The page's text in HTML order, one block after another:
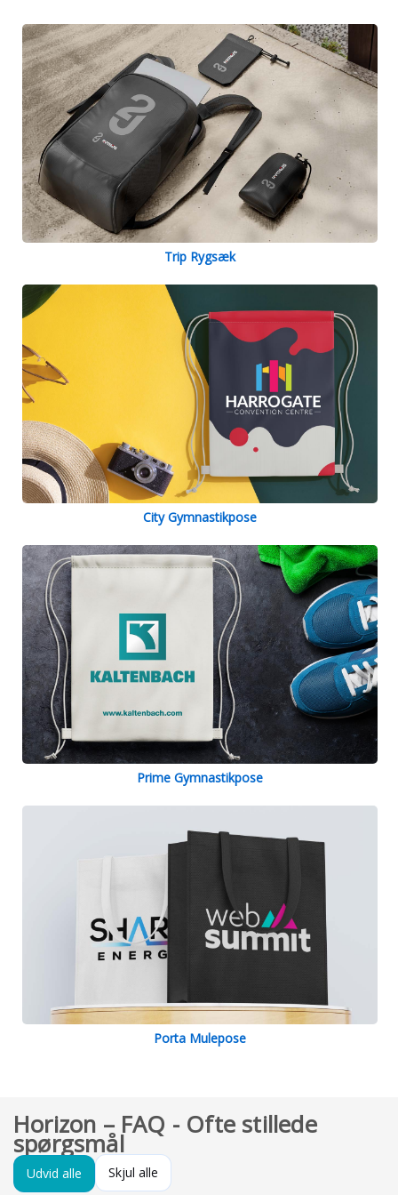
Trip Rygsæk
City Gymnastikpose
Prime Gymnastikpose
Porta Mulepose
Horizon – FAQ - Ofte stillede
spørgsmål
Udvid alle Skjul alle